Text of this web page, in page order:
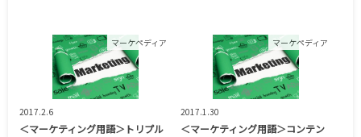
マーケペディア
2017.2.6
＜マーケティング用語＞トリプル
マーケペディア
2017.1.30
＜マーケティング用語＞コンテン